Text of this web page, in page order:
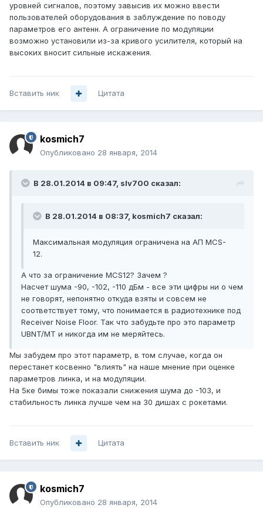
уровней сигналов, поэтому завысив их можно ввести
пользователей оборудования в заблуждение по поводу
параметров его антенн. А ограничение по модуляции
возможно установили из-за кривого усилителя, который на
высоких вносит сильные искажения.
Вставить ник Цитата
kosmich7
Опубликовано 28 января, 2014
В 28.01.2014 в 09:47, slv700 сказал:
В 28.01.2014 в 08:37, kosmich7 сказал:
Максимальная модуляция ограничена на АП MCS-
12.
А что за ограничение MCS12? Зачем ?
Насчет шума -90, -102, -110 дБм - все эти цифры ни о чем
не говорят, непонятно откуда взяты и совсем не
соответствует тому, что понимается в радиотехнике под
Receiver Noise Floor. Так что забудьте про это параметр
UBNT/MT и никогда им не меряйтесь.
Мы забудем про этот параметр, в том случае, когда он
перестанет косвенно "влиять" на наше мнение при оценке
параметров линка, и на модуляции.
На 5ке бимы тоже показали снижения шума до -103, и
стабильность линка лучше чем на 30 дишах с рокетами.
Вставить ник Цитата
kosmich7
Опубликовано 28 января, 2014